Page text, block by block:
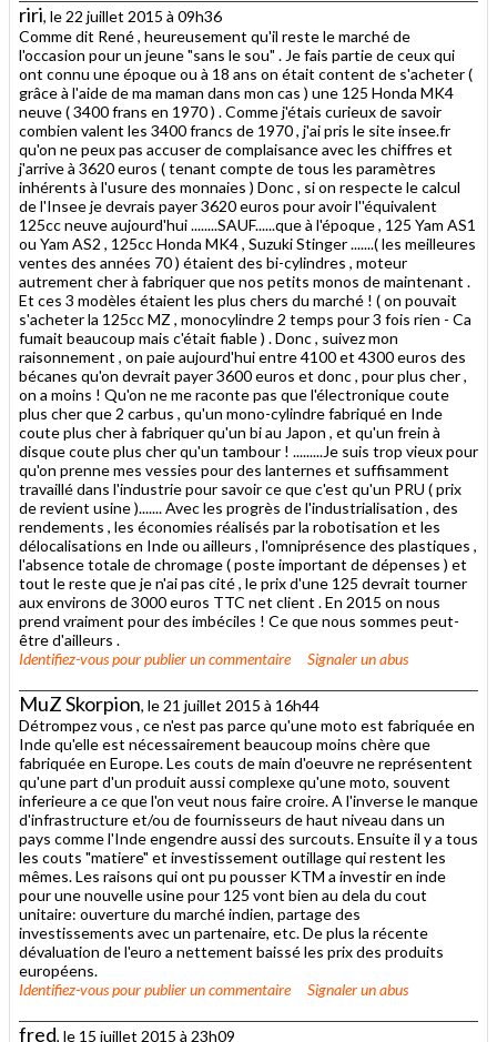
riri, le 22 juillet 2015 à 09h36
Comme dit René , heureusement qu'il reste le marché de
l'occasion pour un jeune "sans le sou" . Je fais partie de ceux qui
ont connu une époque ou à 18 ans on était content de s'acheter (
grâce à l'aide de ma maman dans mon cas ) une 125 Honda MK4
neuve ( 3400 frans en 1970 ) . Comme j'étais curieux de savoir
combien valent les 3400 francs de 1970 , j'ai pris le site insee.fr
qu'on ne peux pas accuser de complaisance avec les chiffres et
j'arrive à 3620 euros ( tenant compte de tous les paramètres
inhérents à l'usure des monnaies ) Donc , si on respecte le calcul
de l'Insee je devrais payer 3620 euros pour avoir l''équivalent
125cc neuve aujourd'hui ........SAUF......que à l'époque , 125 Yam AS1
ou Yam AS2 , 125cc Honda MK4 , Suzuki Stinger .......( les meilleures
ventes des années 70 ) étaient des bi-cylindres , moteur
autrement cher à fabriquer que nos petits monos de maintenant .
Et ces 3 modèles étaient les plus chers du marché ! ( on pouvait
s'acheter la 125cc MZ , monocylindre 2 temps pour 3 fois rien - Ca
fumait beaucoup mais c'était fiable ) . Donc , suivez mon
raisonnement , on paie aujourd'hui entre 4100 et 4300 euros des
bécanes qu'on devrait payer 3600 euros et donc , pour plus cher ,
on a moins ! Qu'on ne me raconte pas que l'électronique coute
plus cher que 2 carbus , qu'un mono-cylindre fabriqué en Inde
coute plus cher à fabriquer qu'un bi au Japon , et qu'un frein à
disque coute plus cher qu'un tambour ! .........Je suis trop vieux pour
qu'on prenne mes vessies pour des lanternes et suffisamment
travaillé dans l'industrie pour savoir ce que c'est qu'un PRU ( prix
de revient usine )....... Avec les progrès de l'industrialisation , des
rendements , les économies réalisés par la robotisation et les
délocalisations en Inde ou ailleurs , l'omniprésence des plastiques ,
l'absence totale de chromage ( poste important de dépenses ) et
tout le reste que je n'ai pas cité , le prix d'une 125 devrait tourner
aux environs de 3000 euros TTC net client . En 2015 on nous
prend vraiment pour des imbéciles ! Ce que nous sommes peut-
être d'ailleurs .
Identifiez-vouspour publier un commentaire Signaler un abus
MuZ Skorpion, le 21 juillet 2015 à 16h44
Détrompez vous , ce n'est pas parce qu'une moto est fabriquée en
Inde qu'elle est nécessairement beaucoup moins chère que
fabriquée en Europe. Les couts de main d'oeuvre ne représentent
qu'une part d'un produit aussi complexe qu'une moto, souvent
inferieure a ce que l'on veut nous faire croire. A l'inverse le manque
d'infrastructure et/ou de fournisseurs de haut niveau dans un
pays comme l'Inde engendre aussi des surcouts. Ensuite il y a tous
les couts "matiere" et investissement outillage qui restent les
mêmes. Les raisons qui ont pu pousser KTM a investir en inde
pour une nouvelle usine pour 125 vont bien au dela du cout
unitaire: ouverture du marché indien, partage des
investissements avec un partenaire, etc. De plus la récente
dévaluation de l'euro a nettement baissé les prix des produits
européens.
Identifiez-vouspour publier un commentaire Signaler un abus
fred, le 15 juillet 2015 à 23h09